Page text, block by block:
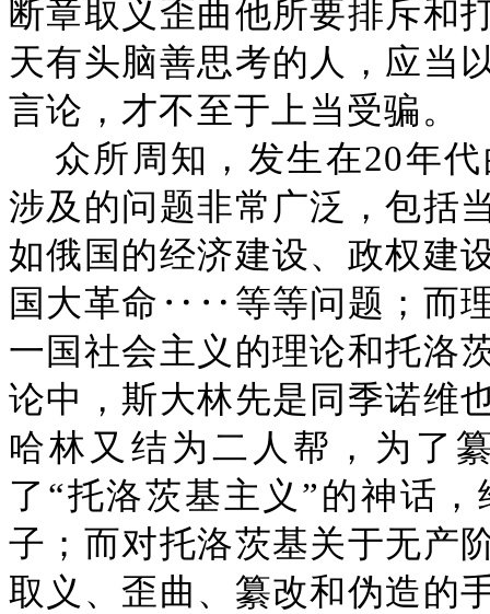
断章取义歪曲他所要排斥和
天有头脑善思考的人，应当
言论，才不至于上当受骗。
众所周知，发生在20年
涉及的问题非常广泛，包括
如俄国的经济建设、政权建
国大革命‥‥等等问题；而
一国社会主义的理论和托洛
论中，斯大林先是同季诺维
哈林又结为二人帮，为了
了“托洛茨基主义”的神话
子；而对托洛茨基关于无产
取义、歪曲、纂改和伪造的